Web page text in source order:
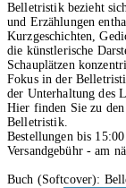
Belletristik bezieht
und Erzählungen
Kurzgeschichten,
die künstlerische
Schauplätzen
Fokus in der
der Unterhaltung des
Hier finden Sie zu den
Belletristik.
Bestellungen bis
Versandgebühr - am
Buch (Softcover):